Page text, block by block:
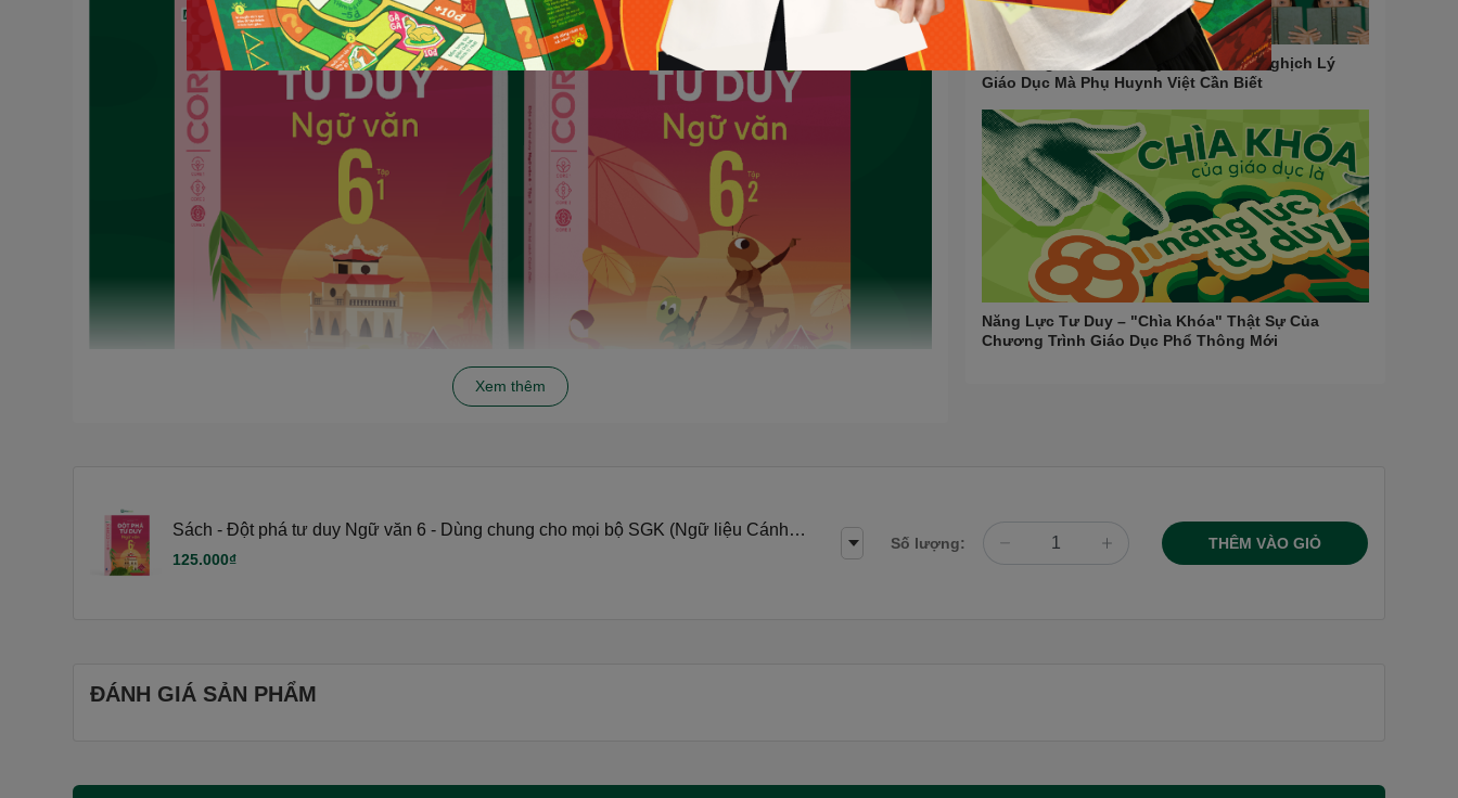
Xem thêm
Học Càng Nhiều, Tư Duy Càng Kém? Nghịch Lý
Giáo Dục Mà Phụ Huynh Việt Cần Biết
Năng Lực Tư Duy – "Chìa Khóa" Thật Sự Của
Chương Trình Giáo Dục Phổ Thông Mới
Sách - Đột phá tư duy Ngữ văn 6 - Dùng chung cho mọi bộ SGK (Ngữ liệu Cánh
Diều) - Tự học hiệu quả | WinBook - Sách ôn Tết
125.000₫
Số lượng: THÊM VÀO GIỎ
ĐÁNH GIÁ SẢN PHẨM